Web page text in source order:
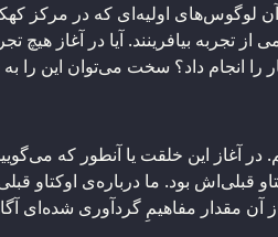
لوگوس‌های اولیه‌ای که در مرکز
از تجربه بیافرینند. آیا در آغاز هیچ
را انجام داد؟ سخت می‌توان این را
آغاز این خلقت یا آنطور که
قبلی‌اش بود. ما درباره‌ی اوکتاو
آن مقدار مفاهیمِ گردآوری شده‌ای